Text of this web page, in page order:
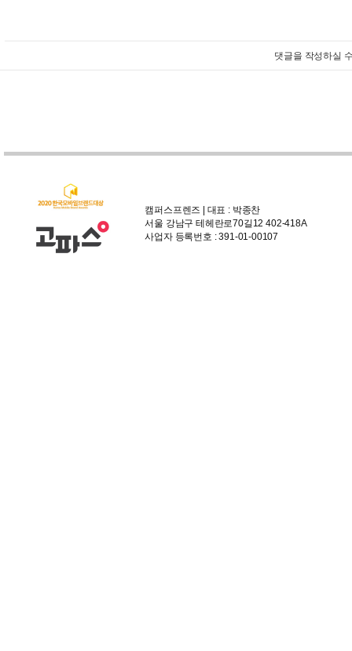
댓글을 작성하실
캠퍼스프렌즈 | 대표 : 박종찬
서울 강남구 테헤란로70길12 402-418A
사업자 등록번호 : 391-01-00107